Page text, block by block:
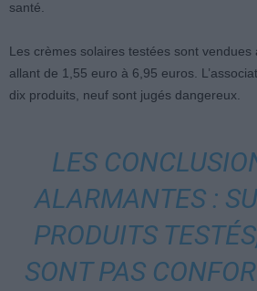
santé.
Les crèmes solaires testées sont vendues
allant de 1,55 euro à 6,95 euros.
dix produits, neuf sont jugés dangereux.
LES
ALARMANTES :
PRODUITS
SONT PAS